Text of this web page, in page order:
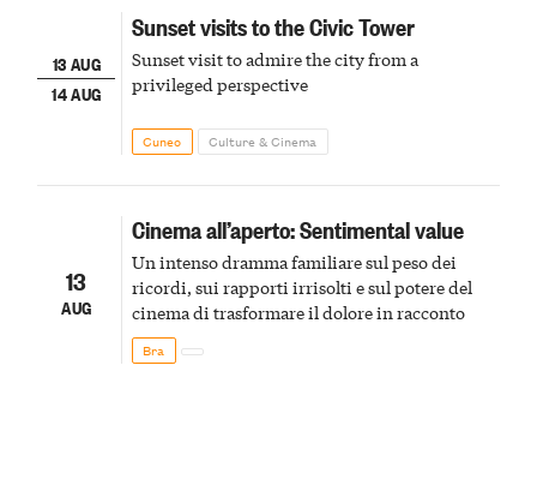
13 AUG
14 AUG
Sunset visits to the Civic Tower
Sunset visit to admire the city from a
privileged perspective
Cuneo Culture & Cinema
13
AUG
Cinema all’aperto: Sentimental value
Un intenso dramma familiare sul peso dei
ricordi, sui rapporti irrisolti e sul potere del
cinema di trasformare il dolore in racconto
Bra